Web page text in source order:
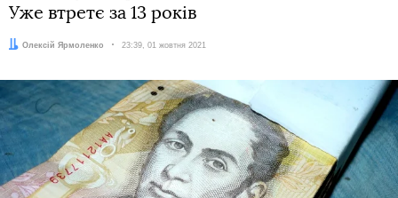
Уже втретє за 13 років
Автор:
Олексій Ярмоленко Дата:
23:39, 01 жовтня 2021